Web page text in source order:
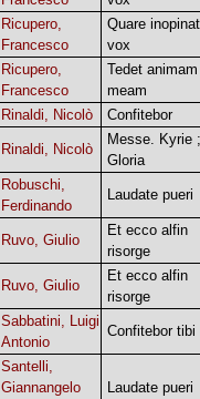
Ricupero,
Francesco
Quare
vox
Ricupero,
Francesco
Tedet animam
meam
Rinaldi, Nicolò
Confitebor
Rinaldi, Nicolò
Messe. Kyrie ;
Gloria
Robuschi,
Ferdinando
Laudate pueri
Ruvo, Giulio
Et ecco alfin
risorge
Ruvo, Giulio
Et ecco alfin
risorge
Sabbatini, Luigi
Antonio
Confitebor tibi
Santelli,
Giannangelo
Laudate pueri